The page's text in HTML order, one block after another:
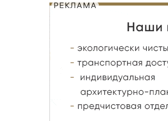
РЕКЛАМА